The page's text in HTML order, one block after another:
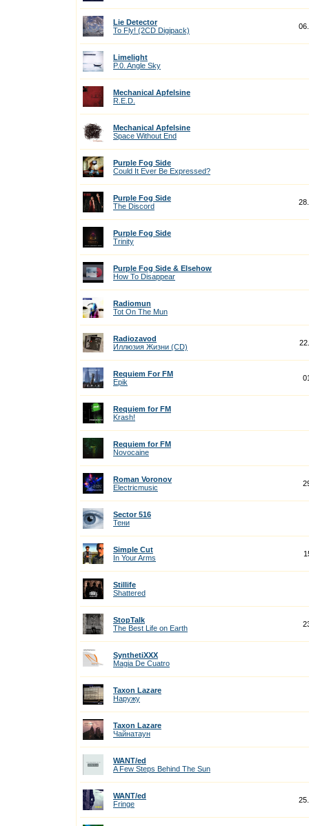
Lie Detector
To Fly! (2CD Digipack)
Limelight
P.0. Angle Sky
Mechanical Apfelsine
R.E.D.
Mechanical Apfelsine
Space Without End
Purple Fog Side
Could It Ever Be Expressed?
Purple Fog Side
The Discord
Purple Fog Side
Trinity
Purple Fog Side & Elsehow
How To Disappear
Radiomun
Tot On The Mun
Radiozavod
Иллюзия Жизни (CD)
Requiem For FM
Epik
Requiem for FM
Krash!
Requiem for FM
Novocaine
Roman Voronov
Electricmusic
Sector 516
Тени
Simple Cut
In Your Arms
Stillife
Shattered
StopTalk
The Best Life on Earth
SynthetiXXX
Magia De Cuatro
Taxon Lazare
Наружу
Taxon Lazare
Чайнатаун
WANT/ed
A Few Steps Behind The Sun
WANT/ed
Fringe